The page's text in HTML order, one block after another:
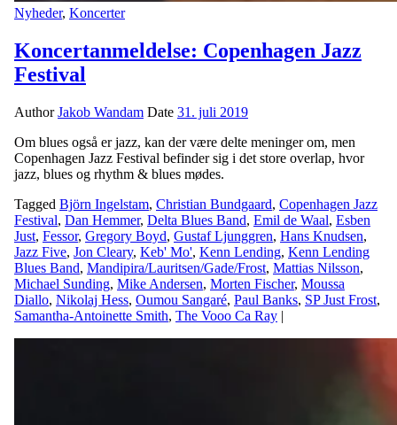
Nyheder, Koncerter
Koncertanmeldelse: Copenhagen Jazz
Festival
AuthorJakob Wandam Date 31. juli 2019
Om blues også er jazz, kan der være delte meninger om, men
Copenhagen Jazz Festival befinder sig i det store overlap, hvor
jazz, blues og rhythm & blues mødes.
Tagged Björn Ingelstam, Christian Bundgaard, Copenhagen Jazz
Festival, Dan Hemmer, Delta Blues Band, Emil de Waal, Esben
Just, Fessor, Gregory Boyd, Gustaf Ljunggren, Hans Knudsen,
Jazz Five, Jon Cleary, Keb' Mo', Kenn Lending, Kenn Lending
Blues Band, Mandipira/Lauritsen/Gade/Frost, Mattias Nilsson,
Michael Sunding, Mike Andersen, Morten Fischer, Moussa
Diallo, Nikolaj Hess, Oumou Sangaré, Paul Banks, SP Just Frost,
Samantha-Antoinette Smith, The Vooo Ca Ray |